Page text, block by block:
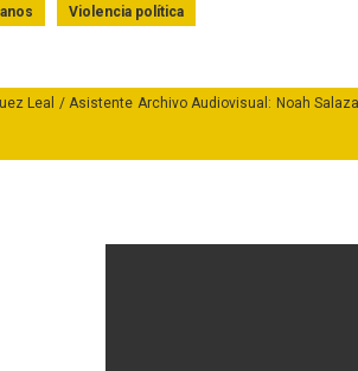
Violencia política
Leal / Asistente Archivo Audiovisual: Noah